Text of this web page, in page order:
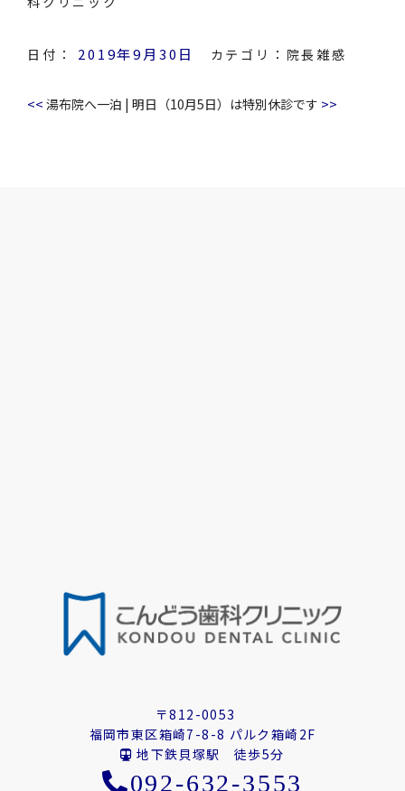
日付： 2019年9月30日 カテゴリ： 院長雑感
<< 湯布院へ一泊 | 明日（10月5日）は特別休診です >>
〒812-0053
福岡市東区箱崎7-8-8 パルク箱崎2F
地下鉄貝塚駅 徒歩5分
092-632-3553